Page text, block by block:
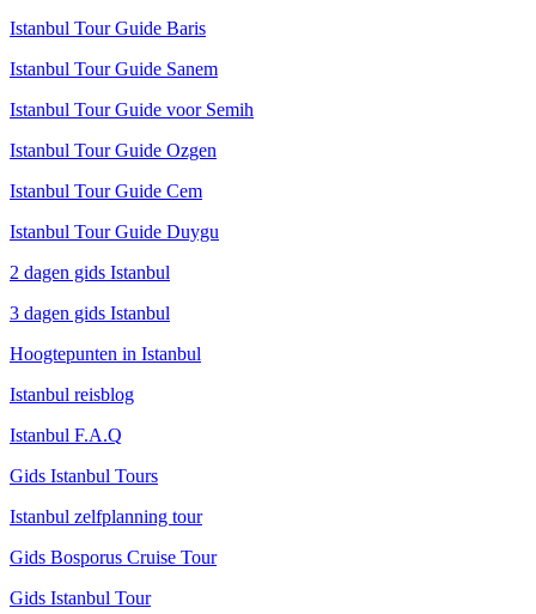
Istanbul Tour Guide Baris
Istanbul Tour Guide Sanem
Istanbul Tour Guide voor Semih
Istanbul Tour Guide Ozgen
Istanbul Tour Guide Cem
Istanbul Tour Guide Duygu
2 dagen gids Istanbul
3 dagen gids Istanbul
Hoogtepunten in Istanbul
Istanbul reisblog
Istanbul F.A.Q
Gids Istanbul Tours
Istanbul zelfplanning tour
Gids Bosporus Cruise Tour
Gids Istanbul Tour